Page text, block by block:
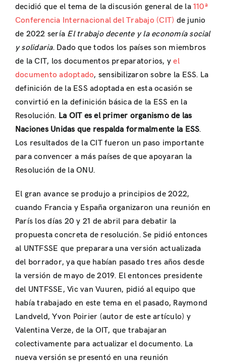
decidió que el tema de la discusión general de la 110ª
Conferencia Internacional del Trabajo (CIT) de junio
de 2022 sería El trabajo decente y la economía social
y solidaria. Dado que todos los países son miembros
de la CIT, los documentos preparatorios, y el
documento adoptado, sensibilizaron sobre la ESS. La
definición de la ESS adoptada en esta ocasión se
convirtió en la definición básica de la ESS en la
Resolución. La OIT es el primer organismo de las
Naciones Unidas que respalda formalmente la ESS.
Los resultados de la CIT fueron un paso importante
para convencer a más países de que apoyaran la
Resolución de la ONU.
El gran avance se produjo a principios de 2022,
cuando Francia y España organizaron una reunión en
París los días 20 y 21 de abril para debatir la
propuesta concreta de resolución. Se pidió entonces
al UNTFSSE que preparara una versión actualizada
del borrador, ya que habían pasado tres años desde
la versión de mayo de 2019. El entonces presidente
del UNTFSSE, Vic van Vuuren, pidió al equipo que
había trabajado en este tema en el pasado, Raymond
Landveld, Yvon Poirier (autor de este artículo) y
Valentina Verze, de la OIT, que trabajaran
colectivamente para actualizar el documento. La
nueva versión se presentó en una reunión